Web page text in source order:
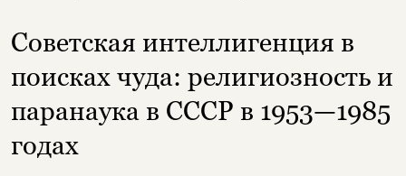
Советская интеллигенция в
поисках чуда: религиозность и
паранаука в СССР в 1953—1985
годах